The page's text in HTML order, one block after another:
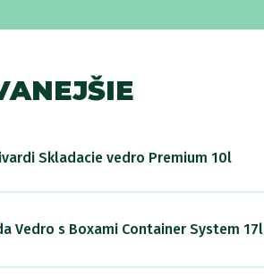
Skladacie vedro Premium 10l
Vedro s Boxami Container System 17l